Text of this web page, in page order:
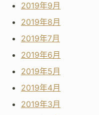
2019年9月
2019年8月
2019年7月
2019年6月
2019年5月
2019年4月
2019年3月